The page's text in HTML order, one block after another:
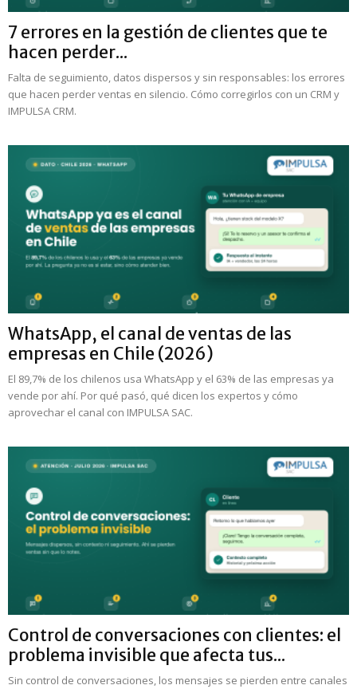
7 errores en la gestión de clientes que te
hacen perder...
Falta de seguimiento, datos dispersos y sin responsables: los errores
que hacen perder ventas en silencio. Cómo corregirlos con un CRM y
IMPULSA CRM.
WhatsApp, el canal de ventas de las
empresas en Chile (2026)
El 89,7% de los chilenos usa WhatsApp y el 63% de las empresas ya
vende por ahí. Por qué pasó, qué dicen los expertos y cómo
aprovechar el canal con IMPULSA SAC.
Control de conversaciones con clientes: el
problema invisible que afecta tus...
Sin control de conversaciones, los mensajes se pierden entre canales